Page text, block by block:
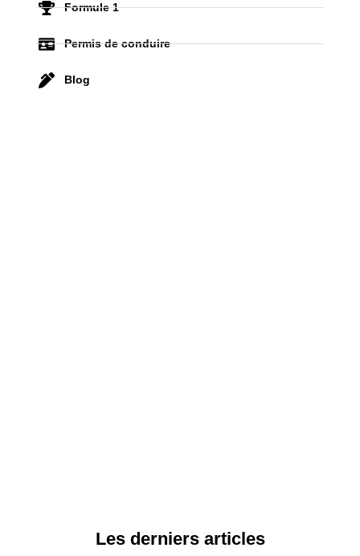
Formule 1
Permis de conduire
Blog
Les derniers articles